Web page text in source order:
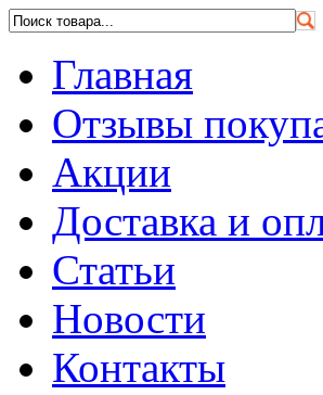
Главная
Отзывы
Акции
Доставка и
Статьи
Новости
Контакты